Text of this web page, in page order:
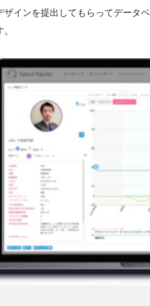
ザインを提出してもらってデータ